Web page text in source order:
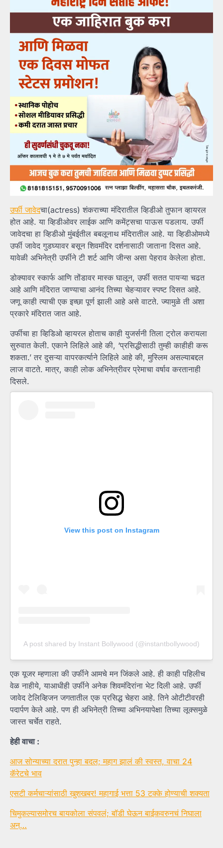
उर्फी जावेदचा(actress) शंकराच्या मंदिरातील व्हिडीओ तुफान व्हायरल
होत आहे. या व्हिडीओवर लाईक आणि कमेंट्सचा पाऊस पडलाय. उर्फी
जावेदचा हा व्हिडीओ मुंबईतील बबलूनाथ मंदिरातील आहे. या व्हिडीओमध्ये
उर्फी जावेद गुडघ्यावर बसून शिवमंदिर दर्शनासाठी जाताना दिसत आहे.
यावेळी अभिनेत्री उर्फीने टी शर्ट आणि जीन्स असा पेहराव केलेला होता.
डोक्यावर स्कार्फ आणि तोंडावर मास्क घालून, उर्फी सतत पायऱ्या चढत
आहे आणि मंदिरात जाण्याचा आनंद तिच्या चेहऱ्यावर स्पष्ट दिसत आहे.
जणू काही त्याची एक इच्छा पूर्ण झाली आहे असे वाटते. ज्यामुळे ती अशा
प्रकारे मंदिरात जात आहे.
उर्फीचा हा व्हिडिओ व्हायरल होताच काही युजर्सनी तिला ट्रोल करायला
सुरुवात केली. एकाने लिहिले आहे की, ‘प्रसिद्धीसाठी तुम्ही काहीही करू
शकता.’ तर दुसऱ्या वापरकर्त्याने लिहिले आहे की, मुस्लिम असल्याबद्दल
लाज वाटते. मात्र, काही लोक अभिनेत्रीवर प्रेमाचा वर्षाव करतानाही
दिसले.
View this post on Instagram
A post shared by Instant Bollywood (@instantbollywood)
एक यूजर म्हणाला की उर्फीने आमचे मन जिंकले आहे. ही काही पहिलीच
वेळ नाहीये, याआधीही उर्फीने अनेक शिवमंदिरांना भेट दिली आहे. उर्फी
जावेद टेलिव्हिजन जगतातील एक प्रसिद्ध चेहरा आहे. तिने ओटीटीवरही
पदार्पण केले आहे. पण ही अभिनेत्री तिच्या अभिनयापेक्षा तिच्या लूक्समुळे
जास्त चर्चेत राहते.
हेही वाचा :
आज सोन्याच्या दरात पुन्हा बदल; महाग झालं की स्वस्त, वाचा 24
कॅरेटचे भाव
एसटी कर्मचाऱ्यांसाठी खुशखबर! महागाई भत्ता 53 टक्के होण्याची शक्यता
चिमुकल्यासमोरच बायकोला संपवलं; बॉडी घेऊन बाईकवरुनचं निघाला
अन्…